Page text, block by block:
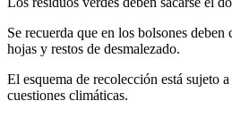
Se recuerda que en los bolsones deben
hojas y restos de desmalezado.
El esquema de recolección está sujeto
cuestiones climáticas.